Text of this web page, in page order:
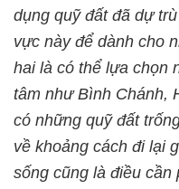
dụng quỹ đất đã dự
vực này để dành cho
hai là có thể lựa chọn
tâm như Bình Chánh,
có những quỹ đất
về khoảng cách đi lại
sống cũng là điều cần